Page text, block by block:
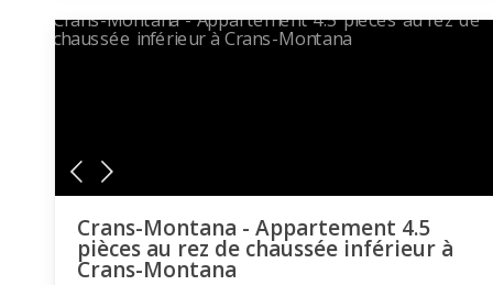
Crans-Montana - Appartement 4.5
pièces au rez de chaussée inférieur à
Crans-Montana